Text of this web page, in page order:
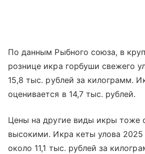
По данным Рыбного союза, в
рознице икра горбуши свежего
15,8 тыс. рублей за килограмм.
оценивается в 14,7 тыс. рублей.
Цены на другие виды икры тоже
высокими. Икра кеты улова 2025
около 11,1 тыс. рублей за